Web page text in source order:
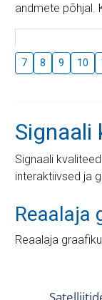
andmete põhjal.
7 8 9 10
Signaali
Signaali
interaktiivsed ja
Reaalaja
Reaalaja